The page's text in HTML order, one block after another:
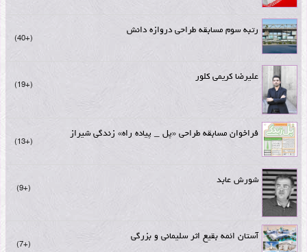
رتبه سوم مسابقه طراحی دروازه دانش
+40
علیرضا کریمی کلور
+19
فراخوان مسابقه طراحی «پل _ پیاده راه» زندگی شیراز
+13
شورش عابد
+9
آستان ائمه بقیع اثر سلیمانی و بزرگی
+7